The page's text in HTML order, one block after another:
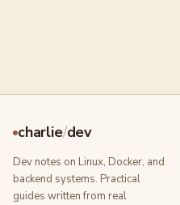
charlie/dev
Dev notes on Linux, Docker, and
backend systems. Practical
guides written from real